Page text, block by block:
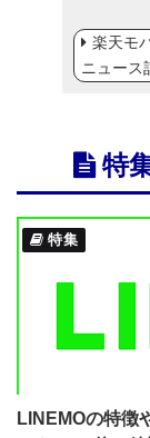
楽天モ
ニュース
特
特集
LINEMOの特徴